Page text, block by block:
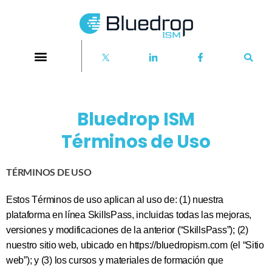
Bluedrop ISM
Términos de Uso
TÉRMINOS DE USO
Estos Términos de uso aplican al uso de: (1) nuestra
plataforma en línea SkillsPass, incluidas todas las mejoras,
versiones y modificaciones de la anterior (“SkillsPass”); (2)
nuestro sitio web, ubicado en https://bluedropism.com (el “Sitio
web”); y (3) los cursos y materiales de formación que